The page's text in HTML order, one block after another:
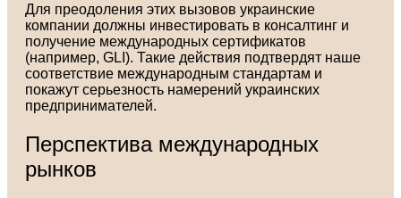
Для преодоления этих вызовов украинские
компании должны инвестировать в консалтинг и
получение международных сертификатов
(например, GLI). Такие действия подтвердят наше
соответствие международным стандартам и
покажут серьезность намерений украинских
предпринимателей.
Перспектива международных
рынков